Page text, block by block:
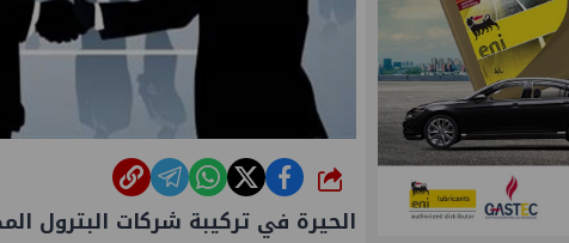
شارك
الحيرة في تركيبة شركات البترول